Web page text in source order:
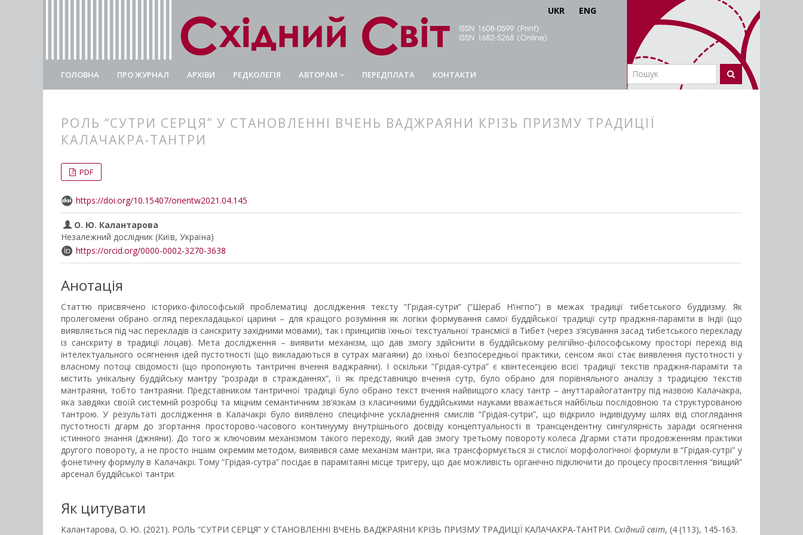
UKR ENG
ГОЛОВНА ПРО ЖУРНАЛ АРХІВИ РЕДКОЛЕГІЯ АВТОРАМ ПЕРЕДПЛАТА КОНТАКТИ
РОЛЬ “СУТРИ СЕРЦЯ” У СТАНОВЛЕННІ ВЧЕНЬ ВАДЖРАЯНИ КРІЗЬ ПРИЗМУ ТРАДИЦІЇ
КАЛАЧАКРА-ТАНТРИ
##plugins.themes.bootstrap3.article.main##
##plugins.themes.bootstrap3.article.sidebar##
PDF
https://doi.org/10.15407/orientw2021.04.145
О. Ю. Калантарова
Незалежний дослідник (Київ, Україна)
https://orcid.org/0000-0002-3270-3638
Анотація
Статтю присвячено історико-філософській проблематиці дослідження тексту “Грідая-сутри” (“Шераб Н’їнгпо”) в межах традиції тибетського буддизму. Як
пролегомени обрано огляд перекладацької царини – для кращого розуміння як логіки формування самої буддійської традиції сутр праджня-параміти в Індії (що
виявляється під час перекладів із санскриту західними мовами), так і принципів їхньої текстуальної трансмісії в Тибет (через з’ясування засад тибетського перекладу
із санскриту в традиції лоцав). Мета дослідження – виявити механізм, що дав змогу здійснити в буддійському релігійно-філософському просторі перехід від
інтелектуального осягнення ідей пустотності (що викладаються в сутрах магаяни) до їхньої безпосередньої практики, сенсом якої стає виявлення пустотності у
власному потоці свідомості (що пропонують тантричні вчення ваджраяни). І оскільки “Грідая-сутра” є квінтесенцією всієї традиції текстів праджня-параміти та
містить унікальну буддійську мантру “розради в стражданнях”, її як представницю вчення сутр, було обрано для порівняльного аналізу з традицією текстів
мантраяни, тобто тантраяни. Представником тантричної традиції було обрано текст вчення найвищого класу тантр – ануттарайогатантру під назвою Калачакра,
яка завдяки своїй системній розробці та міцним семантичним зв’язкам із класичними буддійськими науками вважається найбільш послідовною та структурованою
тантрою. У результаті дослідження в Калачакрі було виявлено специфічне ускладнення смислів “Грідая-сутри”, що відкрило індивідууму шлях від споглядання
пустотності дгарм до згортання просторово-часового континууму внутрішнього досвіду концептуальності в трансцендентну сингулярність заради осягнення
істинного знання (джняни). До того ж ключовим механізмом такого переходу, який дав змогу третьому повороту колеса Дгарми стати продовженням практики
другого повороту, а не просто іншим окремим методом, виявився саме механізм мантри, яка трансформується зі стислої морфологічної формули в “Грідая-сутрі” у
фонетичну формулу в Калачакрі. Тому “Грідая-сутра” посідає в парамітаяні місце тригеру, що дає можливість органічно підключити до процесу просвітлення “вищий”
арсенал буддійської тантри.
Як цитувати
Калантарова, О. Ю. (2021). РОЛЬ “СУТРИ СЕРЦЯ” У СТАНОВЛЕННІ ВЧЕНЬ ВАДЖРАЯНИ КРІЗЬ ПРИЗМУ ТРАДИЦІЇ КАЛАЧАКРА-ТАНТРИ. Східний світ, (4 (113), 145-163.